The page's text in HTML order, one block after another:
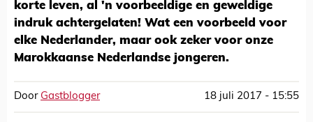
korte leven, al 'n voorbeeldige en geweldige
indruk achtergelaten! Wat een voorbeeld voor
elke Nederlander, maar ook zeker voor onze
Marokkaanse Nederlandse jongeren.
Door Gastblogger 18 juli 2017 - 15:55